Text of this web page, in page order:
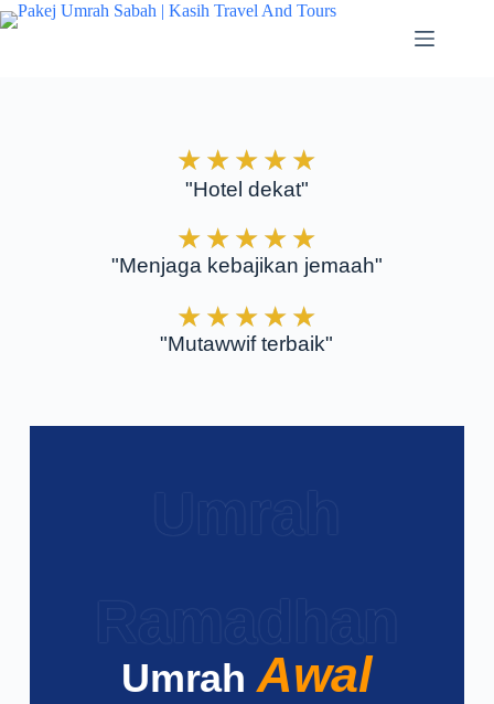
★ ★ ★ ★ ★
"Hotel dekat"
★ ★ ★ ★ ★
"Menjaga kebajikan jemaah"
★ ★ ★ ★ ★
"Mutawwif terbaik"
Umrah
Ramadhan
UmrahAwal